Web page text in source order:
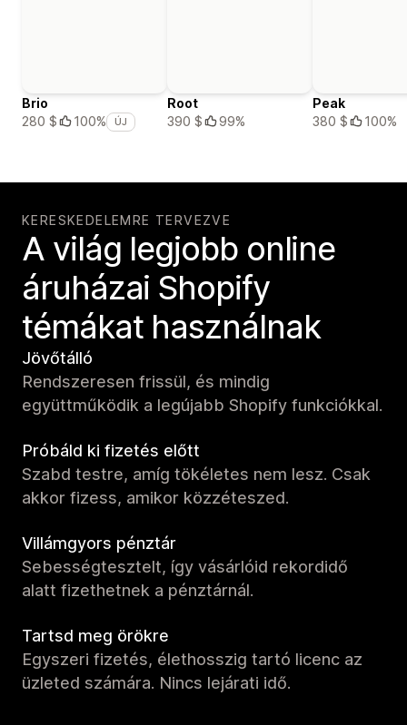
Brio
280 $
100% ÚJ
Root
390 $
99%
Peak
380 $
100%
KERESKEDELEMRE TERVEZVE
A világ legjobb online
áruházai Shopify
témákat használnak
Jövőtálló
Rendszeresen frissül, és mindig
együttműködik a legújabb Shopify funkciókkal.
Próbáld ki fizetés előtt
Szabd testre, amíg tökéletes nem lesz. Csak
akkor fizess, amikor közzéteszed.
Villámgyors pénztár
Sebességtesztelt, így vásárlóid rekordidő
alatt fizethetnek a pénztárnál.
Tartsd meg örökre
Egyszeri fizetés, élethosszig tartó licenc az
üzleted számára. Nincs lejárati idő.